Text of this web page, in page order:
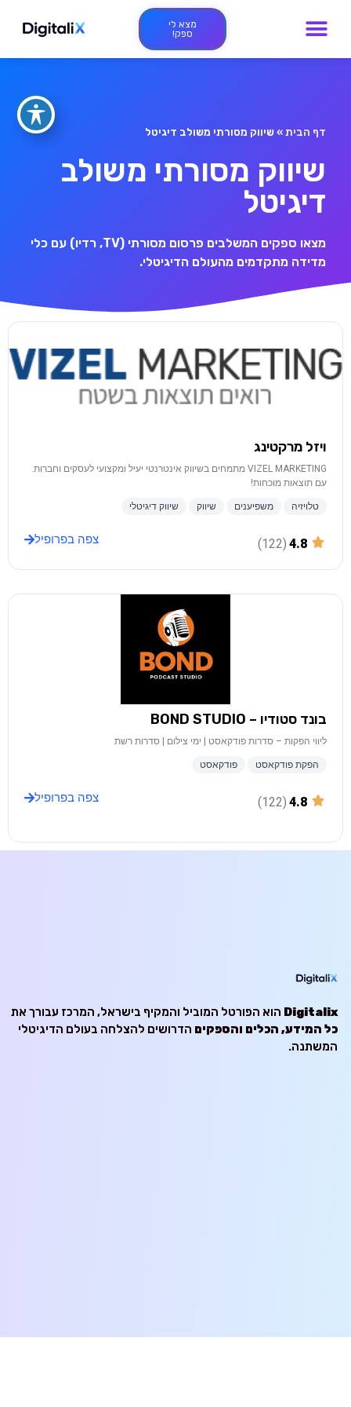
מצא לי
ספק!
דף הבית»שיווק מסורתי משולב דיגיטל
שיווק מסורתי משולב
דיגיטל
מצאו ספקים המשלבים פרסום מסורתי (TV, רדיו) עם כלי
מדידה מתקדמים מהעולם הדיגיטלי.
ויזל מרקטינג
VIZEL MARKETING מתמחים בשיווק אינטרנטי יעיל ומקצועי לעסקים וחברות.
עם תוצאות מוכחות!
טלויזיה משפיענים שיווק שיווק דיגיטלי
4.8
(122) צפה בפרופיל
בונד סטודיו – BOND STUDIO
ליווי הפקות – סדרות פודקאסט | ימי צילום | סדרות רשת
הפקת פודקאסט פודקאסט
4.8
(122) צפה בפרופיל
Digitalix הוא הפורטל המוביל והמקיף בישראל, המרכז עבורך את
כל המידע, הכלים והספקים הדרושים להצלחה בעולם הדיגיטלי
המשתנה.